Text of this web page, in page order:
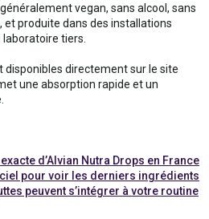
vegan, sans alcool, sans
et produite dans des installations
tiers.
disponibles directement sur le site
une absorption rapide et un
d’Alvian Nutra Drops en France
pour voir les derniers ingrédients
peuvent s’intégrer à votre routine